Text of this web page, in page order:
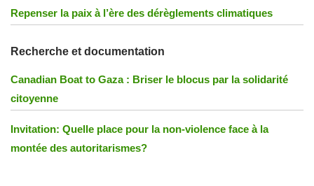
Repenser la paix à l’ère des dérèglements climatiques
Recherche et documentation
Canadian Boat to Gaza : Briser le blocus par la solidarité
citoyenne
Invitation: Quelle place pour la non-violence face à la
montée des autoritarismes?